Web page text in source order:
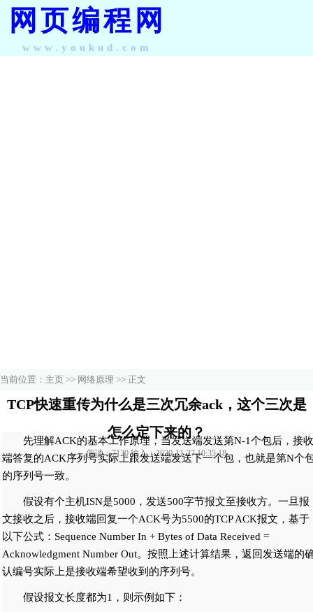
网页编程网
www.youkud.com
当前位置： 主页 >> 网络原理 >> 正文
TCP快速重传为什么是三次冗余ack，这个三次是
怎么定下来的？
阅读：7120 输入：2020-11-27 10:35:18
先理解ACK的基本工作原理，当发送端发送第N-1个包后，接收
端答复的ACK序列号实际上跟发送端发送下一个包，也就是第N个
的序列号一致。
假设有个主机ISN是5000，发送500字节报文至接收方。一旦报
文接收之后，接收端回复一个ACK号为5500的TCP ACK报文，基于
以下公式：Sequence Number In + Bytes of Data Received =
Acknowledgment Number Out。按照上述计算结果，返回发送端的
认编号实际上是接收端希望收到的序列号。
假设报文长度都为1，则示例如下：